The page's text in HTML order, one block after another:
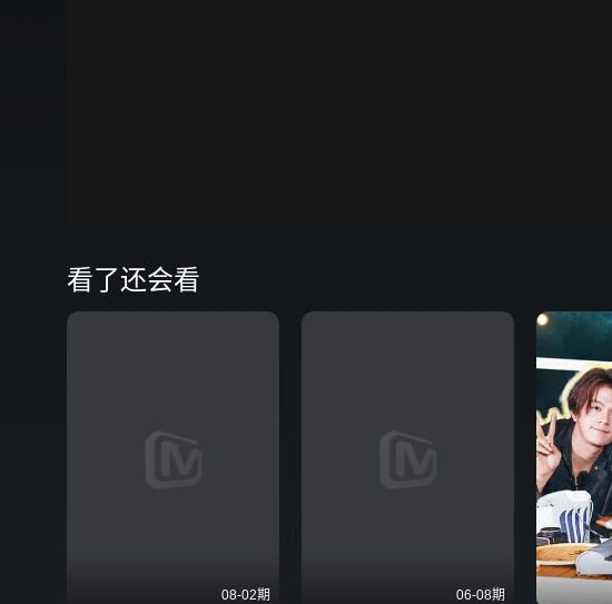
看了还会看
08-02期 06-08期